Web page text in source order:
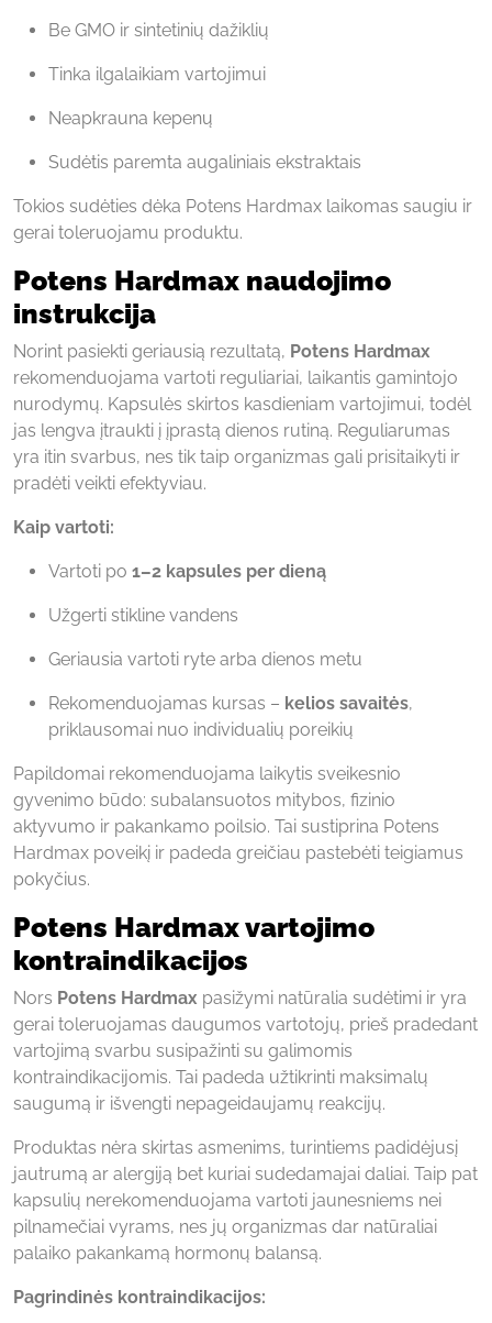
Be GMO ir sintetinių dažiklių
Tinka ilgalaikiam vartojimui
Neapkrauna kepenų
Sudėtis paremta augaliniais ekstraktais
Tokios sudėties dėka Potens Hardmax laikomas saugiu ir
gerai toleruojamu produktu.
Potens Hardmax naudojimo
instrukcija
Norint pasiekti geriausią rezultatą, Potens Hardmax
rekomenduojama vartoti reguliariai, laikantis gamintojo
nurodymų. Kapsulės skirtos kasdieniam vartojimui, todėl
jas lengva įtraukti į įprastą dienos rutiną. Reguliarumas
yra itin svarbus, nes tik taip organizmas gali prisitaikyti ir
pradėti veikti efektyviau.
Kaip vartoti:
Vartoti po 1–2 kapsules per dieną
Užgerti stikline vandens
Geriausia vartoti ryte arba dienos metu
Rekomenduojamas kursas – kelios savaitės,
priklausomai nuo individualių poreikių
Papildomai rekomenduojama laikytis sveikesnio
gyvenimo būdo: subalansuotos mitybos, fizinio
aktyvumo ir pakankamo poilsio. Tai sustiprina Potens
Hardmax poveikį ir padeda greičiau pastebėti teigiamus
pokyčius.
Potens Hardmax vartojimo
kontraindikacijos
Nors Potens Hardmax pasižymi natūralia sudėtimi ir yra
gerai toleruojamas daugumos vartotojų, prieš pradedant
vartojimą svarbu susipažinti su galimomis
kontraindikacijomis. Tai padeda užtikrinti maksimalų
saugumą ir išvengti nepageidaujamų reakcijų.
Produktas nėra skirtas asmenims, turintiems padidėjusį
jautrumą ar alergiją bet kuriai sudedamajai daliai. Taip pat
kapsulių nerekomenduojama vartoti jaunesniems nei
pilnamečiai vyrams, nes jų organizmas dar natūraliai
palaiko pakankamą hormonų balansą.
Pagrindinės kontraindikacijos: